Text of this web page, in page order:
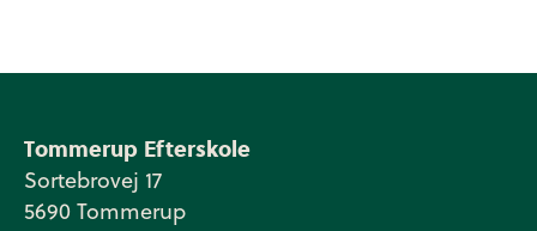
Tommerup Efterskole
Sortebrovej 17
5690 Tommerup